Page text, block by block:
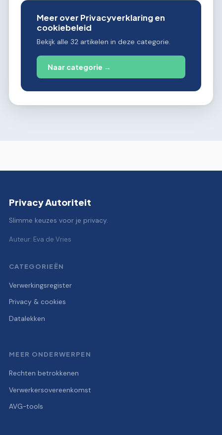
Meer over Privacyverklaring en
cookiebeleid
Bekijk alle 32 artikelen in deze categorie.
Naar categorie →
Privacy Autoriteit
Slimme keuzes voor je privacy.
Auteur: Eva de Vries
CATEGORIEËN
Verwerkingsregister
Privacy & cookies
Datalekken
MEER ONDERWERPEN
Rechten betrokkenen
Verwerkersovereenkomst
AVG-tools